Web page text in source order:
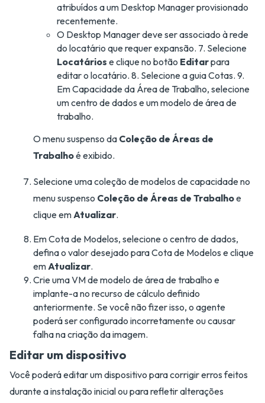
atribuídos a um Desktop Manager provisionado
recentemente.
O Desktop Manager deve ser associado à rede
do locatário que requer expansão. 7. Selecione
Locatários e clique no botão Editarpara
editar o locatário. 8. Selecione a guia Cotas. 9.
Em Capacidade da Área de Trabalho, selecione
um centro de dados e um modelo de área de
trabalho.
O menu suspenso da Coleção de Áreas de
Trabalhoé exibido.
Selecione uma coleção de modelos de capacidade no
menu suspenso Coleção de Áreas de Trabalhoe
clique emAtualizar.
Em Cota de Modelos, selecione o centro de dados,
defina o valor desejado para Cota de Modelos e clique
emAtualizar.
Crie uma VM de modelo de área de trabalho e
implante-a no recurso de cálculo definido
anteriormente. Se você não fizer isso, o agente
poderá ser configurado incorretamente ou causar
falha na criação da imagem.
Editar um dispositivo
Você poderá editar um dispositivo para corrigir erros feitos
durante a instalação inicial ou para refletir alterações